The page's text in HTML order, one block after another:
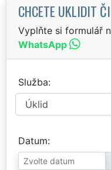
CHCETE UKLIDIT
Vyplňte si formulář
WhatsApp
Služba
Datum